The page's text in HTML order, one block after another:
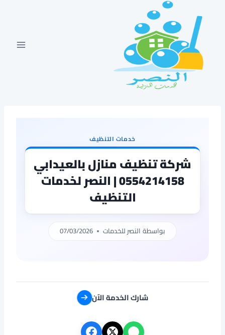
المحتوى
خدمات التنظيف
شركة تنظيف منازل بالعيدابي
0554214158 | النصر لخدمات
التنظيف
بواسطة النصر للخدمات 07/03/2026
شارك الخدمة الآن